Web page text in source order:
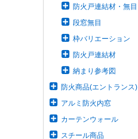
防火戸連結材・無目
段窓無目
枠バリエーション
防火戸連結材
納まり参考図
防火商品(エントランス)
アルミ防火内窓
カーテンウォール
スチール商品